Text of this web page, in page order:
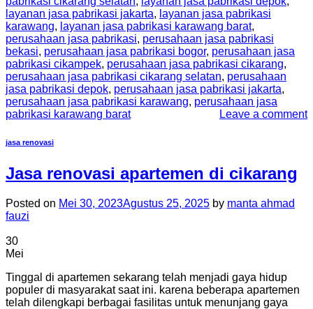
layanan jasa pabrikasi jakarta, layanan jasa pabrikasi
karawang, layanan jasa pabrikasi karawang barat,
perusahaan jasa pabrikasi, perusahaan jasa pabrikasi
bekasi, perusahaan jasa pabrikasi bogor, perusahaan jasa
pabrikasi cikampek, perusahaan jasa pabrikasi cikarang,
perusahaan jasa pabrikasi cikarang selatan, perusahaan
jasa pabrikasi depok, perusahaan jasa pabrikasi jakarta,
perusahaan jasa pabrikasi karawang, perusahaan jasa
pabrikasi karawang barat
Leave a comment
jasa renovasi
Jasa renovasi apartemen di cikarang
Posted on Mei 30, 2023Agustus 25, 2025 by manta ahmad
fauzi
30
Mei
Tinggal di apartemen sekarang telah menjadi gaya hidup
populer di masyarakat saat ini. karena beberapa apartemen
telah dilengkapi berbagai fasilitas untuk menunjang gaya